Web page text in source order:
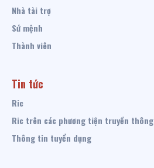
Nhà tài trợ
Sứ mệnh
Thành viên
Tin tức
Ric
Ric trên các phương tiện truyền thông
Thông tin tuyển dụng